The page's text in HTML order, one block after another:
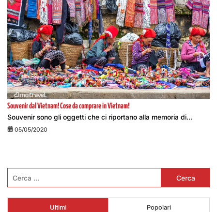
Souvenir dal Vietnam! Cose da comprare in Vietnam!
Souvenir sono gli oggetti che ci riportano alla memoria di...
05/05/2020
per:
Ultimi Popolari